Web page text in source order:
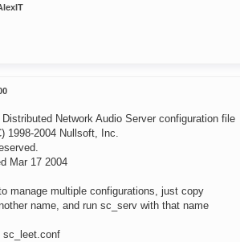
Network Audio Server configuration file
1998-2004 Nullsoft, Inc.
Mar 17 2004
manage multiple configurations, just copy
name, and run sc_serv with that name
sc_leet.conf